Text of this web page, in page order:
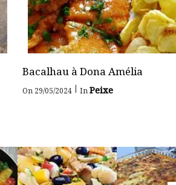
Bacalhau à Dona Amélia
On 29/05/2024 | InPeixe